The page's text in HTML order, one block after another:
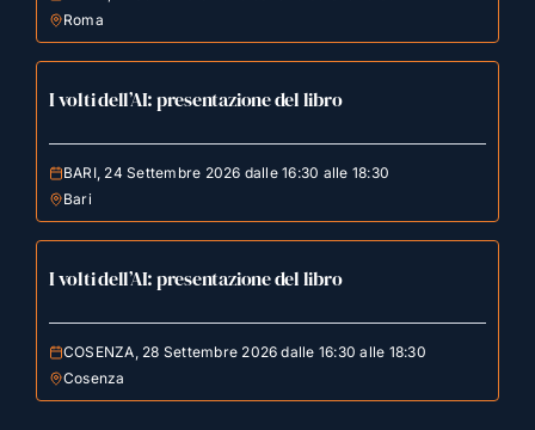
Roma
I volti dell’AI: presentazione del libro
BARI, 24 Settembre 2026 dalle 16:30 alle 18:30
Bari
I volti dell’AI: presentazione del libro
COSENZA, 28 Settembre 2026 dalle 16:30 alle 18:30
Cosenza